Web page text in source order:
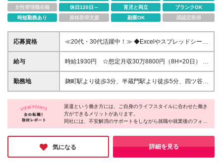
女性管理職在籍
休日120日～ 育児と両立
ブランクOK
時短勤務あり
資格取得支援 副業OK 国認定取得
応募資格
≪20代・30代活躍中！≫ ◆Excelやスプレッドシート
の基本的な操作が可能な方 ◆チラシやPOPのデザイ
ンの実務経験 ※ポートフォリオの提出が必須になり
ない方も、まずはお気軽にご応募ください！ ※ご経歴
をなるべく詳細に記載いただけると、面談までがスム
給与
時給1930円 ☆想定月収30万8800円（8H×20日） ※
交通費全額支給
勤務地
麹町駅より徒歩3分、半蔵門駅より徒歩5分、四ツ谷駅
より徒歩10分 ▼服装：私服 ▼受動喫煙対策：屋内禁
煙
派遣という働き方には、ご自身のライフスタイルに合わせた働き
方ができるメリットがあります。
同社には、不安解消のサポートをしながら就職や就業後のフォロ
ーを担当するコーディネーターがいるそう。
派遣先には言いにくいような要望から、小さな不安までしっかり
と聞いてくれるスタッフがいると、安心しますよね♪
気になる 詳細を見る